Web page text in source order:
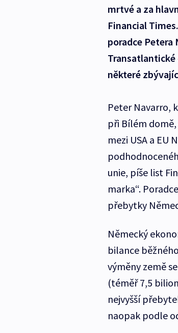
mrtvé a za
Financial
poradce Petera
některé
Peter Navarro,
při Bílém
mezi USA a EU
unie, píše list
marka“.
přebytky
Německý
bilance
výměny země
(téměř 7,5
nejvyšší
naopak podle